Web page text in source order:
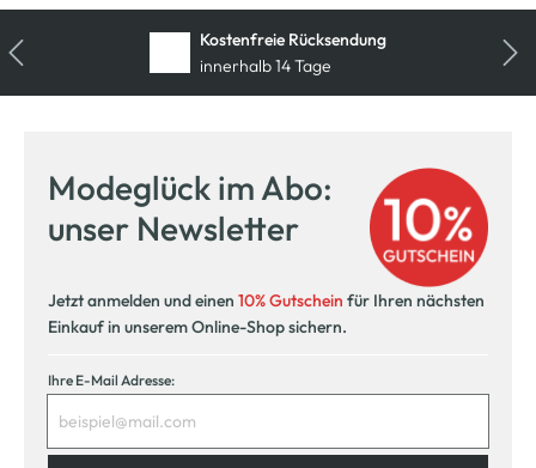
Kostenfreie Rücksendung
innerhalb 14 Tage
Modeglück im Abo:
unser Newsletter
Jetzt anmelden und einen 10% Gutschein für Ihren nächsten
Einkauf in unserem Online-Shop sichern.
Ihre E-Mail Adresse: